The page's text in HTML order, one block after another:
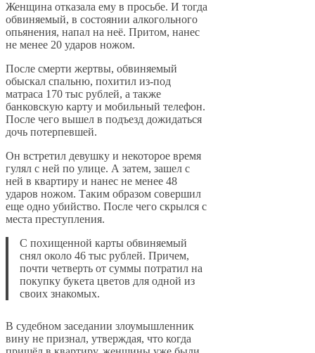
Женщина отказала ему в просьбе. И тогда
обвиняемый, в состоянии алкогольного
опьянения, напал на неё. Притом, нанес
не менее 20 ударов ножом.
После смерти жертвы, обвиняемый
обыскал спальню, похитил из-под
матраса 170 тыс рублей, а также
банковскую карту и мобильный телефон.
После чего вышел в подъезд дожидаться
дочь потерпевшей.
Он встретил девушку и некоторое время
гулял с ней по улице. А затем, зашел с
ней в квартиру и нанес не менее 48
ударов ножом. Таким образом совершил
еще одно убийство. После чего скрылся с
места преступления.
С похищенной карты обвиняемый
снял около 46 тыс рублей. Причем,
почти четверть от суммы потратил на
покупку букета цветов для одной из
своих знакомых.
В судебном заседании злоумышленник
вину не признал, утверждая, что когда